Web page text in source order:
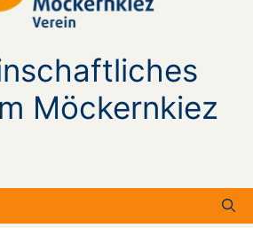
Möckernkiez